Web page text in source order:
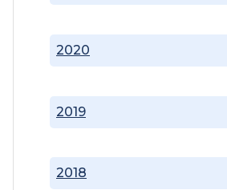
2018
2019
2020